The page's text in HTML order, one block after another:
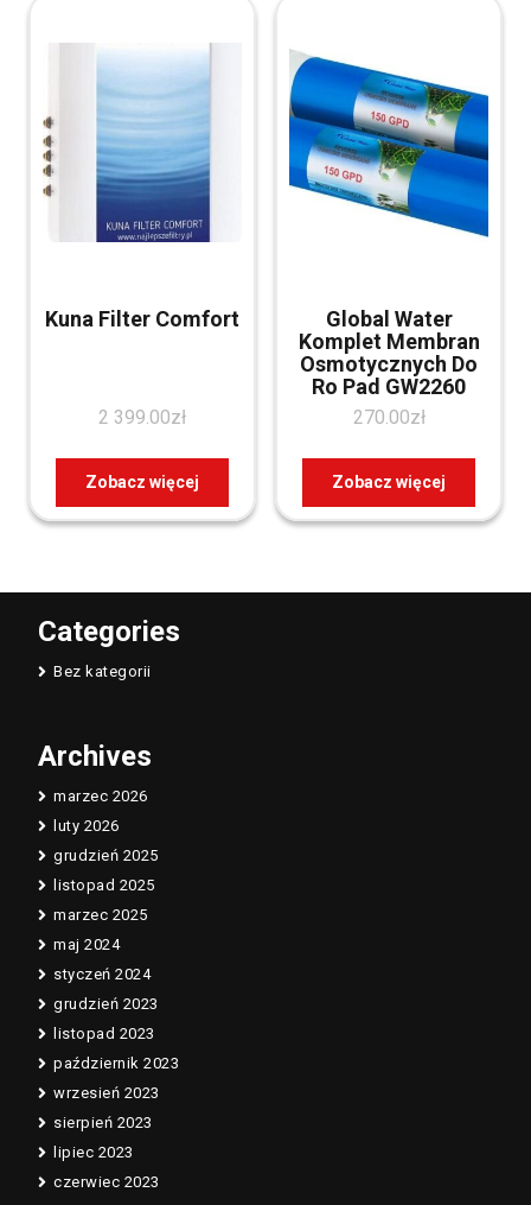
Kuna Filter Comfort
2 399.00zł
Zobacz więcej
Global Water
Komplet Membran
Osmotycznych Do
Ro Pad GW2260
270.00zł
Zobacz więcej
Categories
Bez kategorii
Archives
marzec 2026
luty 2026
grudzień 2025
listopad 2025
marzec 2025
maj 2024
styczeń 2024
grudzień 2023
listopad 2023
październik 2023
wrzesień 2023
sierpień 2023
lipiec 2023
czerwiec 2023